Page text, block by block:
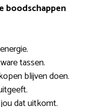
boodschappen
tassen.
blijven doen.
dat uitkomt.